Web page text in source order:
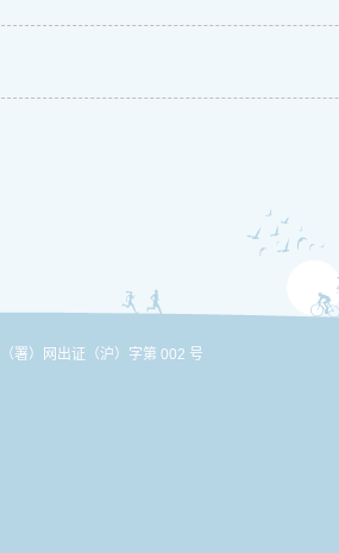
（署）网出证（沪）字第 002 号